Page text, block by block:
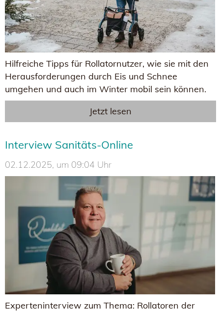
Hilfreiche Tipps für Rollatornutzer, wie sie mit den
Herausforderungen durch Eis und Schnee
umgehen und auch im Winter mobil sein können.
Jetzt lesen
Interview Sanitäts-Online
02.12.2025, um 09:04 Uhr
Experteninterview zum Thema: Rollatoren der